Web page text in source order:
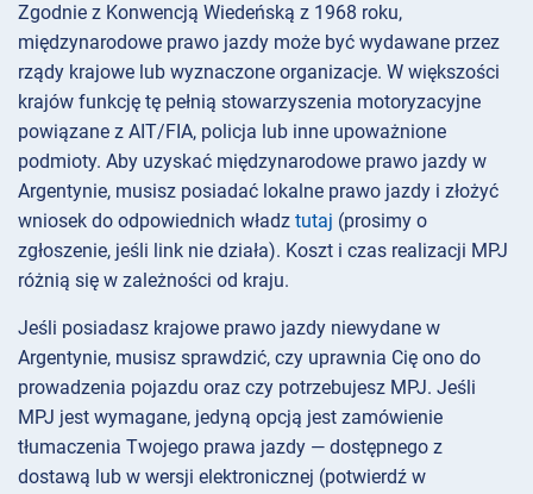
Zgodnie z Konwencją Wiedeńską z 1968 roku,
międzynarodowe prawo jazdy może być wydawane przez
rządy krajowe lub wyznaczone organizacje. W większości
krajów funkcję tę pełnią stowarzyszenia motoryzacyjne
powiązane z AIT/FIA, policja lub inne upoważnione
podmioty. Aby uzyskać międzynarodowe prawo jazdy w
Argentynie, musisz posiadać lokalne prawo jazdy i złożyć
wniosek do odpowiednich władz tutaj (prosimy o
zgłoszenie, jeśli link nie działa). Koszt i czas realizacji MPJ
różnią się w zależności od kraju.
Jeśli posiadasz krajowe prawo jazdy niewydane w
Argentynie, musisz sprawdzić, czy uprawnia Cię ono do
prowadzenia pojazdu oraz czy potrzebujesz MPJ. Jeśli
MPJ jest wymagane, jedyną opcją jest zamówienie
tłumaczenia Twojego prawa jazdy — dostępnego z
dostawą lub w wersji elektronicznej (potwierdź w